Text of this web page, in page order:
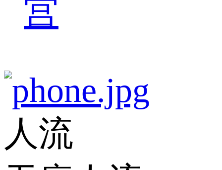
宫
人流